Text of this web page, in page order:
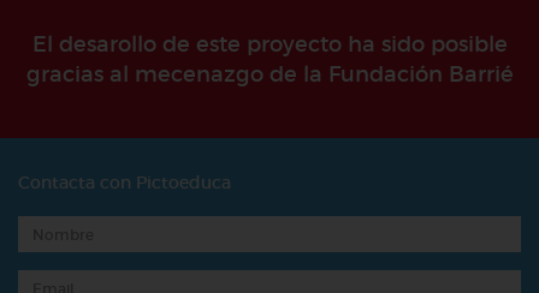
El desarollo de este proyecto ha sido posible
gracias al mecenazgo de la Fundación Barrié
Contacta con Pictoeduca